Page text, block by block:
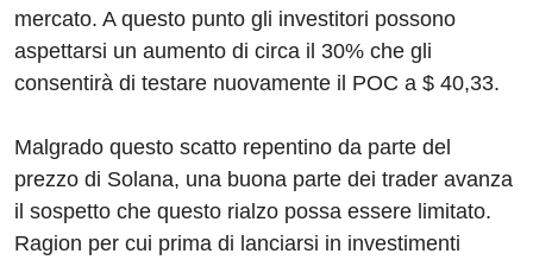
mercato. A questo punto gli investitori possono
aspettarsi un aumento di circa il 30% che gli
consentirà di testare nuovamente il POC a $ 40,33.
Malgrado questo scatto repentino da parte del
prezzo di Solana, una buona parte dei trader avanza
il sospetto che questo rialzo possa essere limitato.
Ragion per cui prima di lanciarsi in investimenti